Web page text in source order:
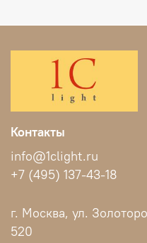
Контакты
info@1clight.ru
+7 (495) 137-43-18
г. Москва, ул.
520